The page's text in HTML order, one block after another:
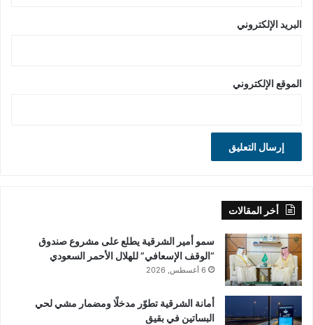
البريد الإلكتروني
الموقع الإلكتروني
أخر المقالات
سمو أمير الشرقية يطلع على مشروع صندوق
“الوقف الإسعافي” للهلال الأحمر السعودي
6 أغسطس, 2026
أمانة الشرقية تطوّر مدخلًا ومضمار مشي لحي
البساتين في بقيق